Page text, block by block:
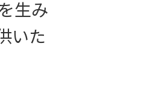
生み
いた